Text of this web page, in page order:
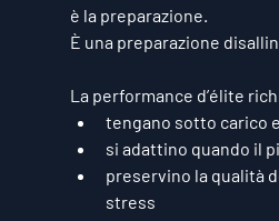
è la preparazione.
È una preparazione
La performance d’élite
tengano sotto carico
si adattino quando il
preservino la qualità
stress